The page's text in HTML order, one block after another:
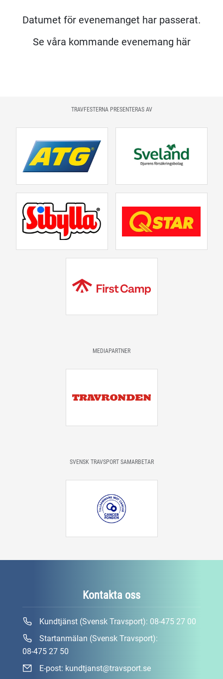
Datumet för evenemanget har passerat.
Se våra kommande evenemang här
TRAVFESTERNA PRESENTERAS AV
MEDIAPARTNER
SVENSK TRAVSPORT SAMARBETAR
Kontakta oss
Kundtjänst (Svensk Travsport): 08-475 27 00
Startanmälan (Svensk Travsport):
08-475 27 50
E-post: kundtjanst@travsport.se